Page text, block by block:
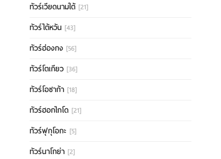
ทัวร์เวียดนามใต้ [21]
ทัวร์ไต้หวัน [43]
ทัวร์ฮ่องกง [56]
ทัวร์โตเกียว [36]
ทัวร์โอซาก้า [18]
ทัวร์ฮอกไกโด [21]
ทัวร์ฟุกุโอกะ [5]
ทัวร์นาโกย่า [2]